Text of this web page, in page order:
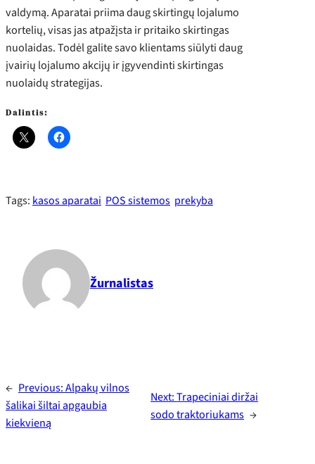
valdymą. Aparatai priima daug skirtingų lojalumo
kortelių, visas jas atpažįsta ir pritaiko skirtingas
nuolaidas. Todėl galite savo klientams siūlyti daug
įvairių lojalumo akcijų ir įgyvendinti skirtingas
nuolaidų strategijas.
Dalintis:
Tags:kasos aparatai POS sistemos prekyba
Žurnalistas
← Previous:Alpakų vilnos
šalikai šiltai apgaubia
kiekvieną
Next:Trapeciniai diržai
sodo traktoriukams →